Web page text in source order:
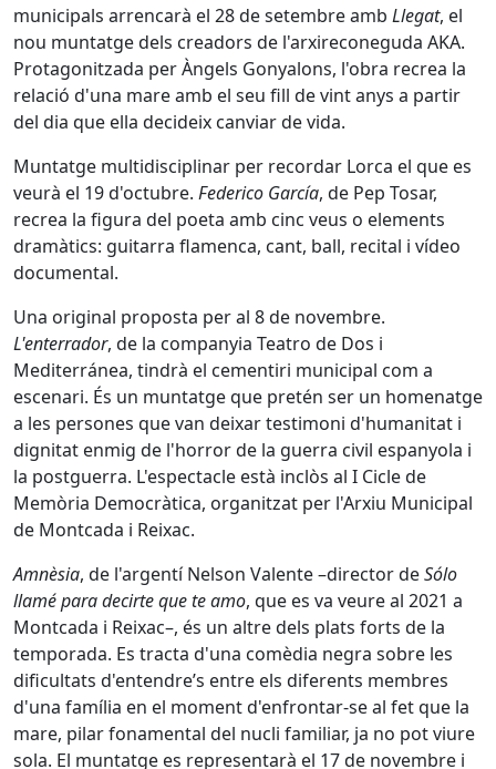
municipals arrencarà el 28 de setembre amb Llegat, el
nou muntatge dels creadors de l'arxireconeguda AKA.
Protagonitzada per Àngels Gonyalons, l'obra recrea la
relació d'una mare amb el seu fill de vint anys a partir
del dia que ella decideix canviar de vida.
Muntatge multidisciplinar per recordar Lorca el que es
veurà el 19 d'octubre. Federico García, de Pep Tosar,
recrea la figura del poeta amb cinc veus o elements
dramàtics: guitarra flamenca, cant, ball, recital i vídeo
documental.
Una original proposta per al 8 de novembre.
L'enterrador, de la companyia Teatro de Dos i
Mediterránea, tindrà el cementiri municipal com a
escenari. És un muntatge que pretén ser un homenatge
a les persones que van deixar testimoni d'humanitat i
dignitat enmig de l'horror de la guerra civil espanyola i
la postguerra. L'espectacle està inclòs al I Cicle de
Memòria Democràtica, organitzat per l'Arxiu Municipal
de Montcada i Reixac.
Amnèsia, de l'argentí Nelson Valente –director deSólo
llamé para decirte que te amo, que es va veure al 2021 a
Montcada i Reixac–, és un altre dels plats forts de la
temporada. Es tracta d'una comèdia negra sobre les
dificultats d'entendre’s entre els diferents membres
d'una família en el moment d'enfrontar-se al fet que la
mare, pilar fonamental del nucli familiar, ja no pot viure
sola. El muntatge es representarà el 17 de novembre i